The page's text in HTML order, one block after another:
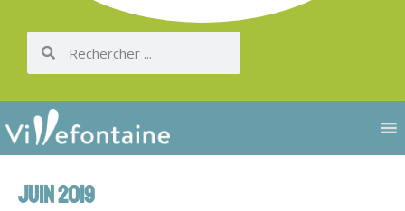
JUIN 2019